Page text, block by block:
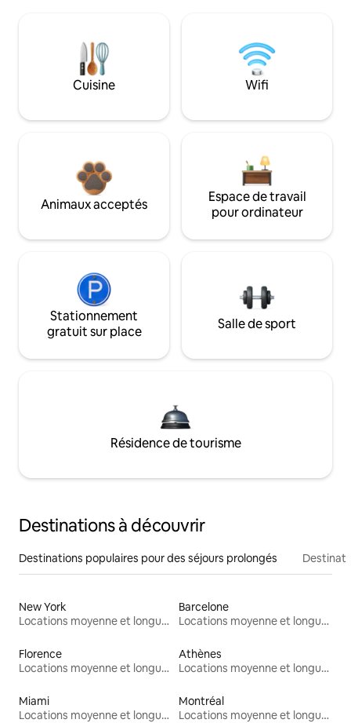
Cuisine Wifi
Animaux acceptés
Espace de travail
pour ordinateur
Stationnement
gratuit sur place
Salle de sport
Résidence de tourisme
Destinations à découvrir
Destinations populaires pour des séjours prolongés
New York
Locations moyenne et longue durée
Barcelone
Locations moyenne et longue durée
Florence
Locations moyenne et longue durée
Athènes
Locations moyenne et longue durée
Miami
Locations moyenne et longue durée
Montréal
Locations moyenne et longue durée